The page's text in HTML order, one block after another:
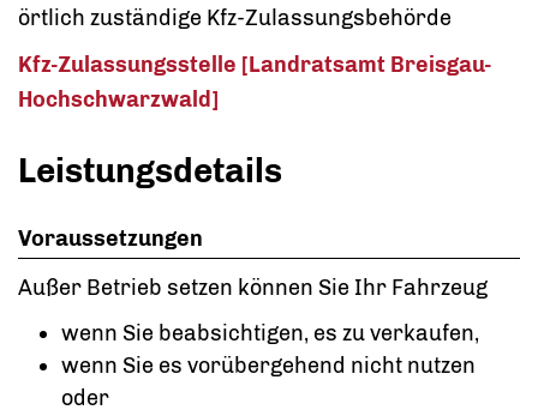
örtlich zuständige Kfz-Zulassungsbehörde
Kfz-Zulassungsstelle [Landratsamt Breisgau-
Hochschwarzwald]
Leistungsdetails
Voraussetzungen
Außer Betrieb setzen können Sie Ihr Fahrzeug
wenn Sie beabsichtigen, es zu verkaufen,
wenn Sie es vorübergehend nicht nutzen
oder